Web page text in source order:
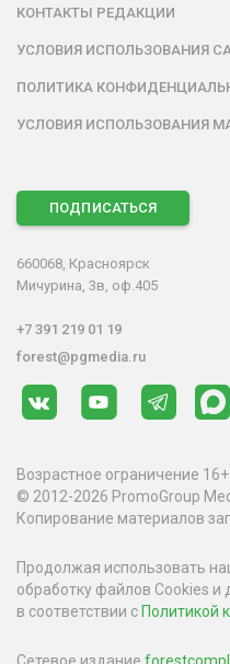
КОНТАКТЫ РЕДАКЦИИ
УСЛОВИЯ ИСПОЛЬЗОВАНИЯ
ПОЛИТИКА
УСЛОВИЯ ИСПОЛЬЗОВАНИЯ
ПОДПИСАТЬСЯ
660068, Красноярск
Мичурина, 3в, оф.405
+7 391 219 01 19
forest@pgmedia.ru
Возрастное ограничение 16+
© 2012-2026 PromoGroup
Копирование материалов
Продолжая использовать
обработку файлов Cookies и
в соответствии сПолитикой
Сетевое издание